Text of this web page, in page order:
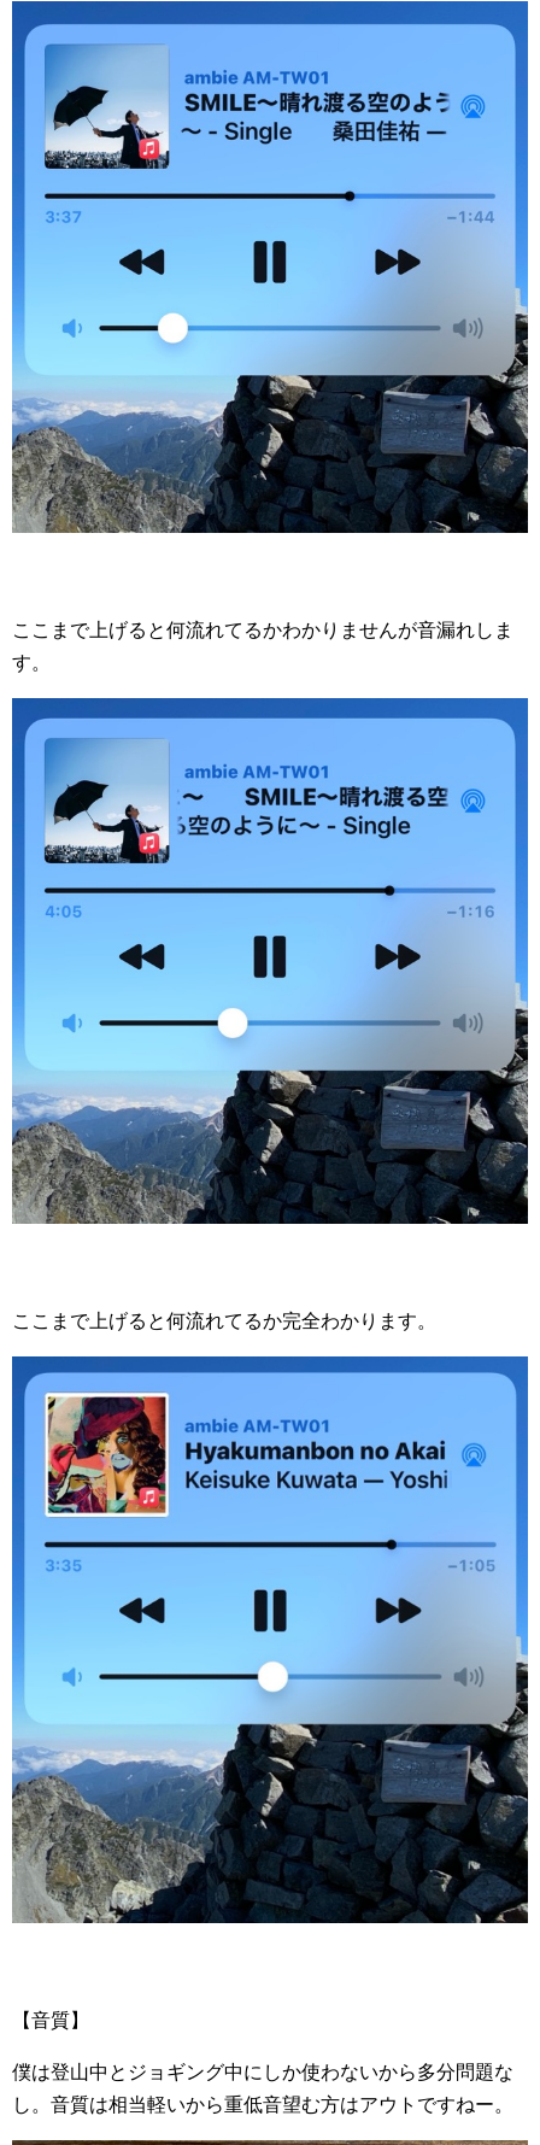
ここまで上げると何流れてるかわかりませんが音漏れしま
す。
ここまで上げると何流れてるか完全わかります。
【音質】
僕は登山中とジョギング中にしか使わないから多分問題な
し。音質は相当軽いから重低音望む方はアウトですねー。